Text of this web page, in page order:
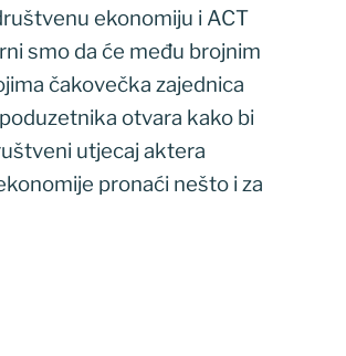
ekonomiju i ACT
smo da će među brojnim
čakovečka zajednica
otvara kako bi
utjecaj aktera
pronaći nešto i za